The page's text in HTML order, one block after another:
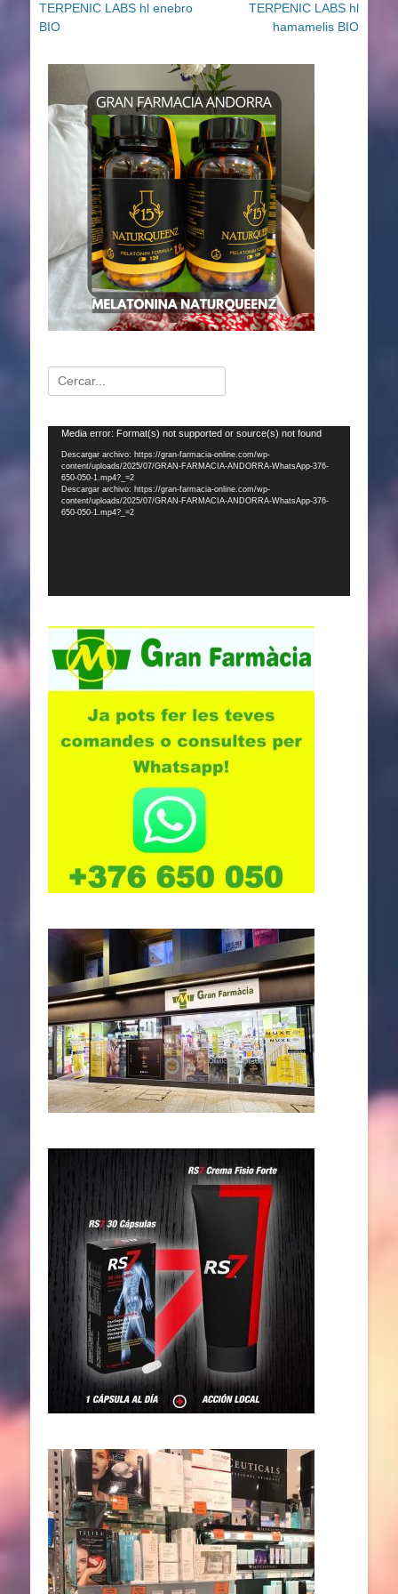
de
entradas
Entrada
anterior:
TERPENIC LABS hl enebro
BIO
TERPENIC LABS hl
hamamelis BIO
Buscar:
Reproductor
vídeo
Media error: Format(s) not supported or source(s) not found
Descargar archivo: https://gran-farmacia-online.com/wp-
content/uploads/2025/07/GRAN-FARMACIA-ANDORRA-WhatsApp-376-
650-050-1.mp4?_=2
Descargar archivo: https://gran-farmacia-online.com/wp-
content/uploads/2025/07/GRAN-FARMACIA-ANDORRA-WhatsApp-376-
650-050-1.mp4?_=2